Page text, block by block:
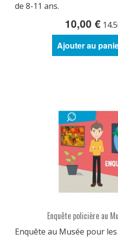
de 8-11 ans.
10,00 €
Ajouter au
Enquête policière au
Enquête au Musée pour